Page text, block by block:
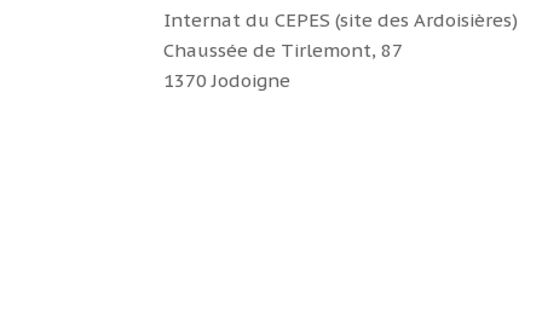
Internat du CEPES (site des Ardoisières)
Chaussée de Tirlemont, 87
1370 Jodoigne